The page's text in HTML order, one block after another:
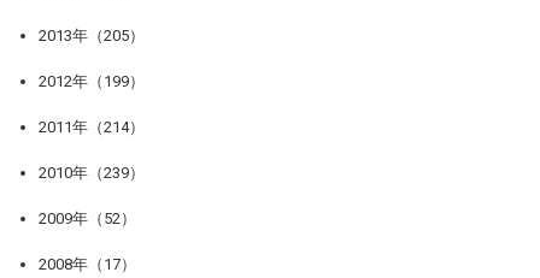
2013年（205）
2012年（199）
2011年（214）
2010年（239）
2009年（52）
2008年（17）